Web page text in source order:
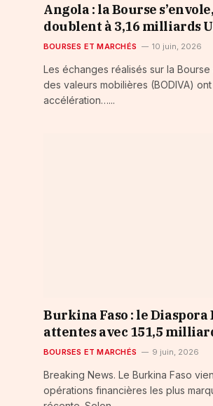
Angola : la Bourse
doublent à 3,16 milliards
BOURSES ET MARCHÉS 10 juin, 2026
Les échanges réalisés sur la
des valeurs mobilières (BODIVA)
accélération…...
Burkina Faso : le Diaspora
attentes avec 151,5
BOURSES ET MARCHÉS 9 juin, 2026
Breaking News. Le Burkina Faso
opérations financières les plus